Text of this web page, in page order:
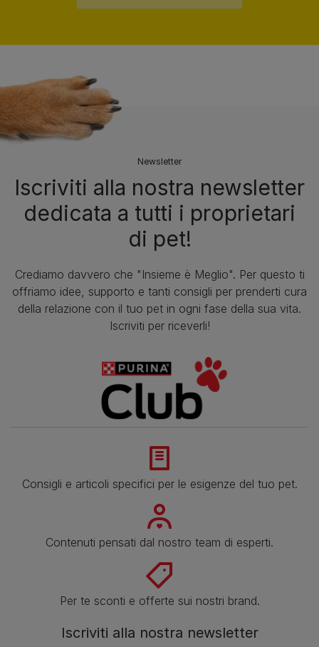
Newsletter
Iscriviti alla nostra newsletter
dedicata a tutti i proprietari
di pet!
Crediamo davvero che "Insieme è Meglio". Per questo ti
offriamo idee, supporto e tanti consigli per prenderti cura
della relazione con il tuo pet in ogni fase della sua vita.
Iscriviti per riceverli!
Consigli e articoli specifici per le esigenze del tuo pet.
Contenuti pensati dal nostro team di esperti.
Per te sconti e offerte sui nostri brand.
Iscriviti alla nostra newsletter